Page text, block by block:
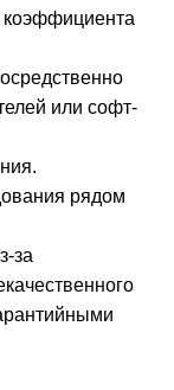
коэффициента
или софт-
рядом
за